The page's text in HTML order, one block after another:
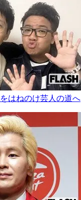
はねのけ芸人の道へ